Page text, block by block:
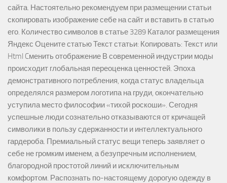
сайта. Настоятельно рекомендуем при размещении статьи
скопировать изображение себе на сайт и вставить в статью
его. Количество символов в статье 3289 Каталог размещения
Яндекс Оцените статью Текст статьи: Копировать: Текст или
Html Cменить отображение В современной индустрии моды
происходит глобальная переоценка ценностей. Эпоха
демонстративного потребления, когда статус владельца
определялся размером логотипа на груди, окончательно
уступила место философии «тихой роскоши». Сегодня
успешные люди сознательно отказываются от кричащей
символики в пользу сдержанности и интеллектуального
гардероба. Премиальный статус вещи теперь заявляет о
себе не громким именем, а безупречным исполнением,
благородной простотой линий и исключительным
комфортом. Распознать по-настоящему дорогую одежду в